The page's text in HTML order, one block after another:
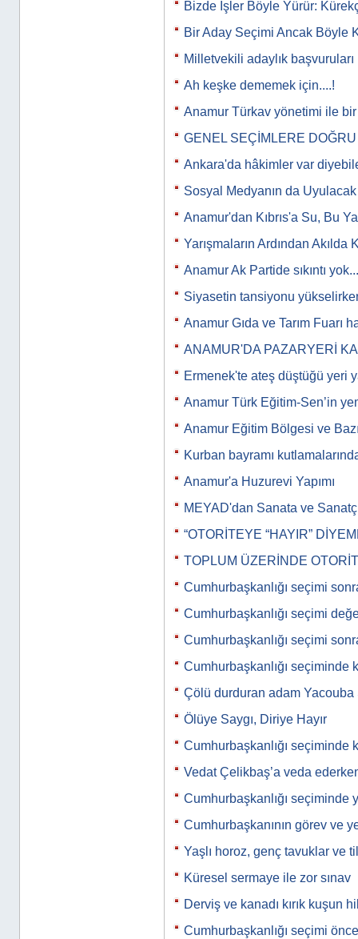
Bizde İşler Böyle Yürür:
Bir Aday Seçimi Ancak Böyle
Milletvekili adaylık başvuruları
Ah keşke dememek için....!
Anamur Türkav yönetimi ile
GENEL SEÇİMLERE DOĞRU
Ankara'da hâkimler var
Sosyal Medyanın da
Anamur'dan Kıbrıs'a Su, Bu
Yarışmaların Ardından Akılda
Anamur Ak Partide sıkıntı
Siyasetin tansiyonu
Anamur Gıda ve Tarım Fuarı
ANAMUR'DA PAZARYERİ
Ermenek'te ateş düştüğü yeri
Anamur Türk Eğitim-Sen’in
Anamur Eğitim Bölgesi ve
Kurban bayramı
Anamur'a Huzurevi Yapımı
MEYAD'dan Sanata ve
“OTORİTEYE “HAYIR”
TOPLUM ÜZERİNDE
Cumhurbaşkanlığı seçimi
Cumhurbaşkanlığı seçimi
Cumhurbaşkanlığı seçimi
Cumhurbaşkanlığı seçiminde
Çölü durduran adam
Ölüye Saygı, Diriye Hayır
Cumhurbaşkanlığı seçiminde
Vedat Çelikbaş’a veda
Cumhurbaşkanlığı seçiminde
Cumhurbaşkanının görev ve
Yaşlı horoz, genç tavuklar ve
Küresel sermaye ile zor sınav
Derviş ve kanadı kırık kuşun
Cumhurbaşkanlığı seçimi